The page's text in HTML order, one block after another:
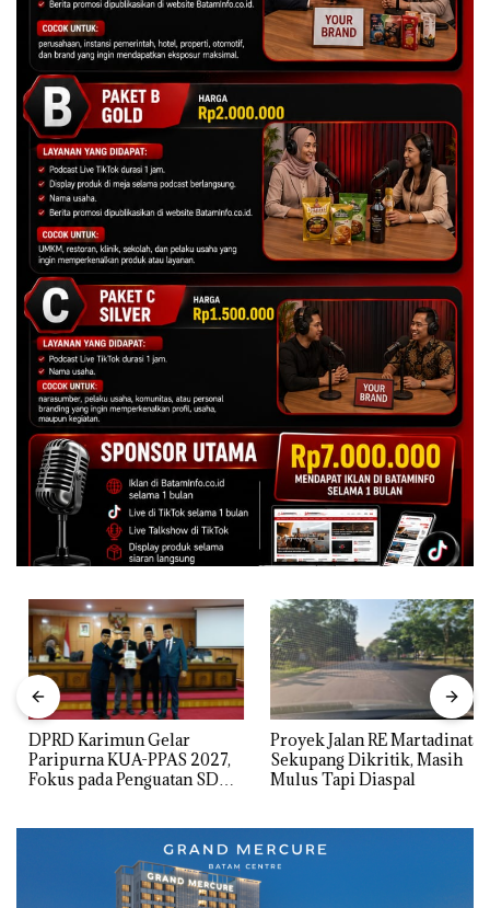
DPRD Karimun Gelar
Paripurna KUA-PPAS 2027,
Fokus pada Penguatan SDM,
Proyek Jalan RE Martadinata
Sekupang Dikritik, Masih
Mulus Tapi Diaspal